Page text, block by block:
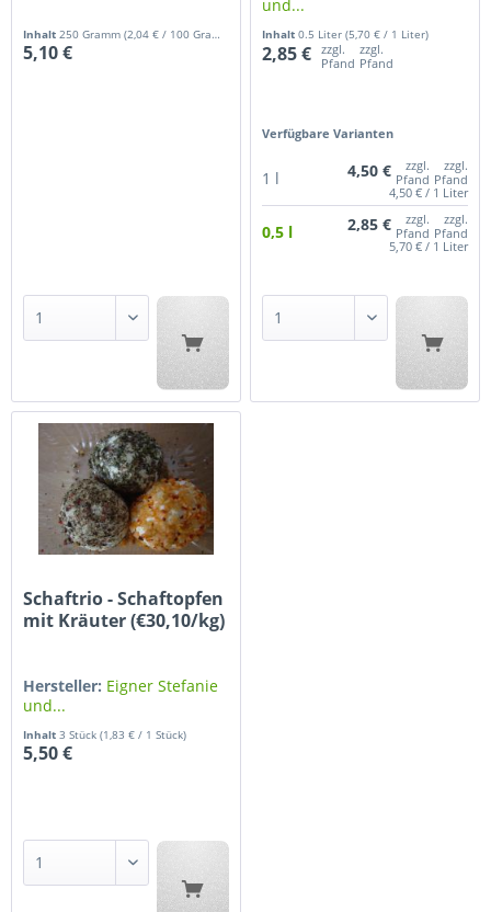
Inhalt 250 Gramm(2,04 € / 100 Gramm)
5,10 €
und...
Inhalt0.5 Liter(5,70 € / 1 Liter)
2,85 €
zzgl.
Pfand
zzgl.
Pfand
Verfügbare Varianten
1 l 4,50 €
zzgl.
Pfand
zzgl.
Pfand
4,50 € / 1 Liter
0,5 l 2,85 €
zzgl.
Pfand
zzgl.
Pfand
5,70 € / 1 Liter
Schaftrio - Schaftopfen
mit Kräuter (€30,10/kg)
Hersteller: Eigner Stefanie
und...
Inhalt3 Stück(1,83 € / 1 Stück)
5,50 €